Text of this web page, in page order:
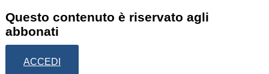
Questo contenuto è riservato agli
abbonati
ACCEDI